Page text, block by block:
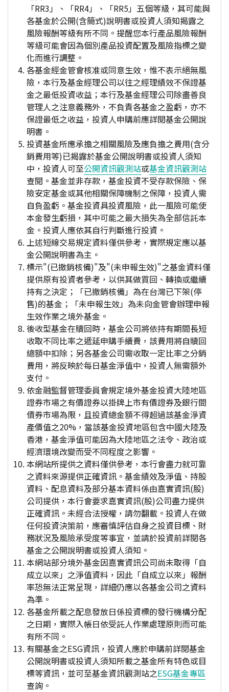
「RR3」、「RR4」、「RR5」五個等級，其可能與
各基金於公開(含簡式)說明書或投資人須知揭露之
風險報酬等級有所不同。提醒您本行產品風險報酬
等級可能會因為個別產品投資配置及風險指標之變
化而進行調整。
各基金經金管會核准或同意生效，惟不表示絕無風
險，本行及基金經理公司以往之經理績效不保證基
金之最低投資收益；本行及基金經理公司除盡善良
管理人之注意義務外，不負責各基金之盈虧，亦不
保證最低之收益，投資人申購前應詳閱基金公開說
明書。
投資基金所應承擔之相關風險及應負擔之費用(含分
銷費用等)已揭露於基金公開說明書或投資人須知
中，投資人可至公開資訊觀測站或基金資訊觀測站
查閱。基金並非存款，基金投資不受存款保險、保
險安定基金或其他相關保障機制之保障，投資人需
自負盈虧。基金投資具投資風險，此一風險可能使
本金發生虧損，其中可能之最大損失為全部信託本
金。投資人應依其自行判斷進行投資。
上述短線交易規定資料僅供參考，實際規定應以基
金公開說明書為主。
標示"(已撤銷核備)"及"(未申報生效)"之基金資料僅
提供原有投資者參考，以供其做買回、轉換或繼續
持有之決定；「已撤銷核備」為在台灣已下架(停
售)的基金；「未申報生效」為未向金管會辦理申報
生效作業之境外基金。
後收型基金在贖回時，基金公司將依持有期間長短
收取不同比率之遞延申購手續費，該費用將自贖回
總額中扣除；另各基金公司需收取一定比率之分銷
費用，將反映於每日基金淨值中，投資人無需額外
支付。
依金融監督管理委員會規定境外基金投資大陸地區
證券市場之有價證券以掛牌上市有價證券及銀行間
債券市場為限，且投資總金額不得超過該基金淨資
產價值之20%，當該基金投資地區包含中國大陸及
香港，基金淨值可能因為大陸地區之法令、政治或
經濟環境改變而受不同程度之影響。
本網站所提供之資料僅供參考，本行會盡力就可靠
之資料來源提供正確資訊。基金績效及淨值、持股
資料、配息資料及部分基本資料係由嘉實資訊(股)
公司提供，本行會要求嘉實資訊(股)公司盡力提供
正確資訊。未經合法授權，請勿翻載。投資人在做
任何投資決策前，應審慎評估自身之投資目標、財
務狀況及風險承受度等事宜，並請於投資前詳閱各
基金之公開說明書或投資人須知。
本網站部分境外基金因嘉實資訊公司尚未取得「自
成立以來」之淨值資料，因此「自成立以來」報酬
率恐無法正常呈現，詳細仍應以各基金公司之資料
為準。
各基金所載之配息發放日係投資標的發行機構分配
之日期，實際入帳日依受託人作業處理原則而可能
有所不同。
有關基金之ESG資訊，投資人應於申購前詳閱基金
公開說明書或投資人須知所載之基金所有特色或目
標等資訊，並可至基金資訊觀測站之ESG基金專區
查詢。